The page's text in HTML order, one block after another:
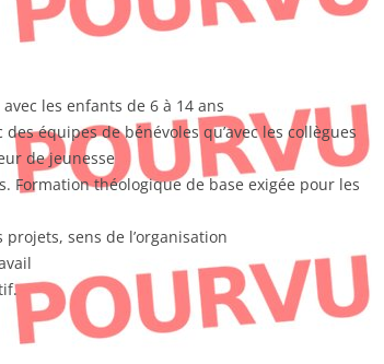
les enfants de 6 à 14 ans
équipes de bénévoles qu’avec les collègues
de jeunesse
Formation théologique de base exigée pour les
sens de l’organisation